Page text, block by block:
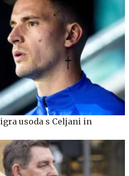
usoda s Celjani in